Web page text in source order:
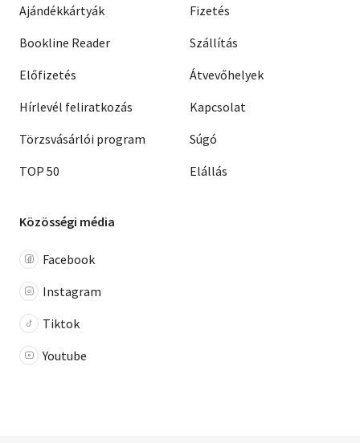
Ajándékkártyák
Bookline Reader
Előfizetés
Hírlevél feliratkozás
Törzsvásárlói program
TOP 50
Fizetés
Szállítás
Átvevőhelyek
Kapcsolat
Súgó
Elállás
Közösségi média
Facebook
Instagram
Tiktok
Youtube